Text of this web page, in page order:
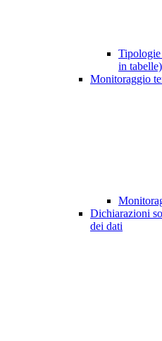
in tabelle)
Monitoraggio
Dichiarazioni
dei dati